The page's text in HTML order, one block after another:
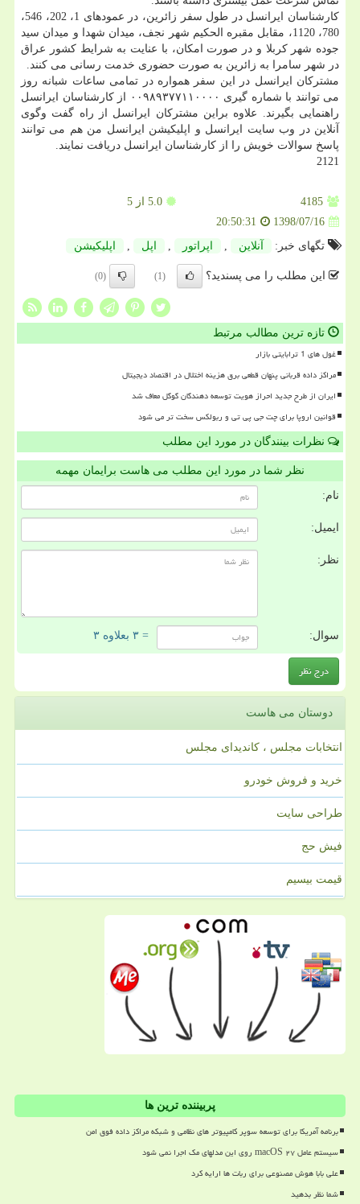
كارشناسان ایرانسل در طول سفر زائرین، در عمودهای 1، 202، 546،
780، 1120، مقابل مقبره الحكیم شهر نجف، میدان شهدا و میدان سید
جوده شهر كربلا و در صورت امكان، با عنایت به شرایط كشور عراق
در شهر سامرا به زائرین به صورت حضوری خدمت رسانی می كنند.
مشتركان ایرانسل در این سفر همواره در تمامی ساعات شبانه روز
می توانند با شماره گیری ۰۰۹۸۹۳۷۷۱۱۰۰۰۰ از كارشناسان ایرانسل
راهنمایی بگیرند. علاوه براین مشتركان ایرانسل از راه گفت وگوی
آنلاین در وب سایت ایرانسل و اپلیكیشن ایرانسل من هم می توانند
پاسخ سوالات خویش را از كارشناسان ایرانسل دریافت نمایند.
2121
4185
5.0 از 5
1398/07/16
20:50:31
تگهای خبر:
آنلاین , اپراتور , اپل , اپلیكیشن
این مطلب را می پسندید؟ (1)
(0)
تازه ترین مطالب مرتبط
غول های 1 ترابایتی بازار
مراکز داده قربانی پنهان قطعی برق هزینه اختلال در اقتصاد دیجیتال
ایران از طرح جدید احراز هویت توسعه دهندگان گوگل معاف شد
قوانین اروپا برای چت جی پی تی و ربولکس سخت تر می شود
نظرات بینندگان در مورد این مطلب
نظر شما در مورد این مطلب می هاست برایمان مهمه
نام:
ایمیل:
نظر:
سوال: = ۳ بعلاوه ۳
دوستان می هاست
انتخابات مجلس ، کاندیدای مجلس
خرید و فروش خودرو
طراحی سایت
فیش حج
قیمت بیسیم
پربیننده ترین ها
برنامه آمریکا برای توسعه سوپر کامپیوتر های نظامی و شبکه مراکز داده فوق امن
سیستم عامل macOS ۲۷ روی این مدلهای مک اجرا نمی شود
علی بابا هوش مصنوعی برای ربات ها ارایه کرد
شما نظر بدهید